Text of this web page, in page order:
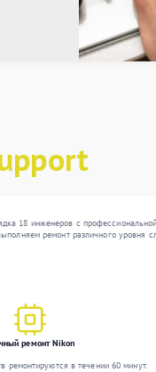
18 инженеров с
ремонт различного уровня
ремонт Nikon
ремонтируются в течении 60 минут.